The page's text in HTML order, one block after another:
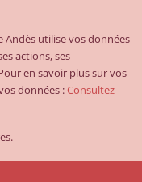
Andès utilise vos données
actions, ses
en savoir plus sur vos
données :Consultez